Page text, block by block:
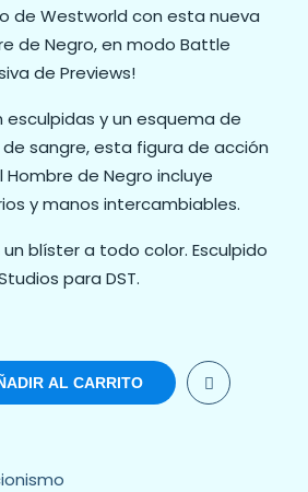
de Westworld con esta nueva
de Negro, en modo Battle
de Previews!
esculpidas y un esquema de
sangre, esta figura de acción
Hombre de Negro incluye
y manos intercambiables.
blíster a todo color. Esculpido
para DST.
AL CARRITO